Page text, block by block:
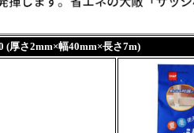
(厚さ2mm×幅40mm×長さ7m)